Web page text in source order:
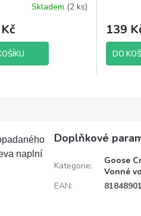
Skladem (2 ks)
139
DO
naplní
Doplňkové
Kategorie:
Goose
Vonné
EAN: